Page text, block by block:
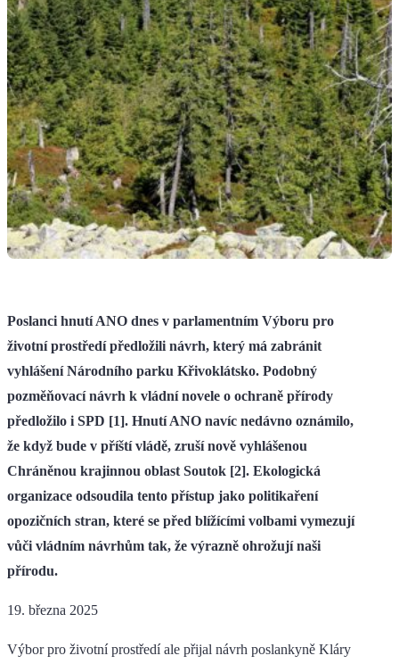
Poslanci hnutí ANO dnes v parlamentním Výboru pro
životní prostředí předložili návrh, který má zabránit
vyhlášení Národního parku Křivoklátsko. Podobný
pozměňovací návrh k vládní novele o ochraně přírody
předložilo i SPD [1]. Hnutí ANO navíc nedávno oznámilo,
že když bude v příští vládě, zruší nově vyhlášenou
Chráněnou krajinnou oblast Soutok [2]. Ekologická
organizace odsoudila tento přístup jako politikaření
opozičních stran, které se před blížícími volbami vymezují
vůči vládním návrhům tak, že výrazně ohrožují naši
přírodu.
19. března 2025
Výbor pro životní prostředí ale přijal návrh poslankyně Kláry